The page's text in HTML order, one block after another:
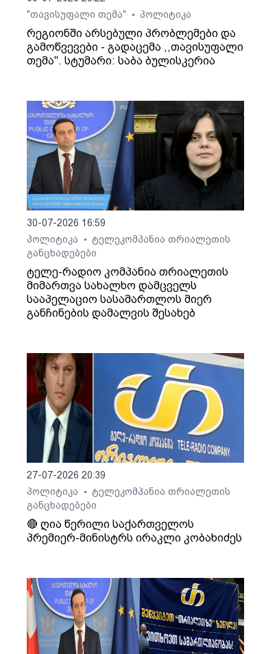
"თავისუფალი თემა"
• პოლიტიკა
რეგიონში არსებული პრობლემები და
გამოწვევები - გადაცემა ,,თავისუფალი
თემა". სტუმარი: საბა ბულისკერია
30-07-2026 16:59
პოლიტიკა
•
ტელეკომპანია თრიალეთის
განცხადებები
ტელე-რადიო კომპანია თრიალეთის
მიმართვა სახალხო დამცველს
სააპელაციო სასამართლოს მიერ
განჩინების დამალვის შესახებ
27-07-2026 20:39
პოლიტიკა
•
ტელეკომპანია თრიალეთის
განცხადებები
🔴 ღია წერილი საქართველოს
პრემიერ-მინისტრს ირაკლი კობახიძეს